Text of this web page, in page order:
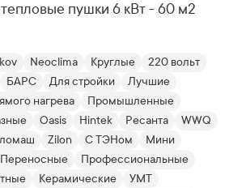
пушки 6 кВт - 60 м2
Neoclima Круглые
220 вольт
БАРС Для стройки
Лучшие
нагрева
Промышленные
Oasis Hintek Ресанта
WWQ
Zilon С ТЭНом
Мини
Переносные
Профессиональные
Керамические
УМТ